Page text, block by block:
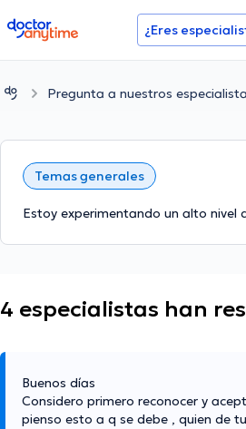
doctoranytime ¿Eres
Pregunta a nuestros
Temas generales
Estoy experimentando un alto nivel
4 especialistas han
Buenos días
Considero primero reconocer y
pienso esto a q se debe , quien de